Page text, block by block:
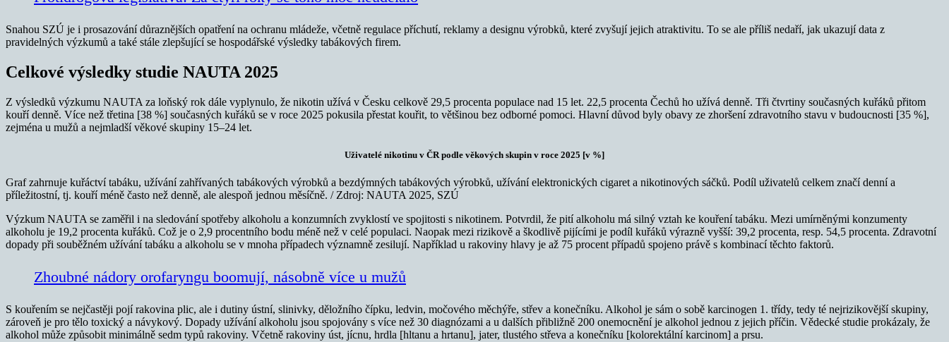
Snahou SZÚ je i prosazování důraznějších opatření na ochranu mládeže, včetně regulace příchutí, reklamy a designu výrobků, které zvyšují jejich atraktivitu. To se ale příliš nedaří, jak ukazují data z
pravidelných výzkumů a také stále zlepšující se hospodářské výsledky tabákových firem.
Celkové výsledky studie NAUTA 2025
Z výsledků výzkumu NAUTA za loňský rok dále vyplynulo, že nikotin užívá v Česku celkově 29,5 procenta populace nad 15 let. 22,5 procenta Čechů ho užívá denně. Tři čtvrtiny současných kuřáků přitom
kouří denně. Více než třetina [38 %] současných kuřáků se v roce 2025 pokusila přestat kouřit, to většinou bez odborné pomoci. Hlavní důvod byly obavy ze zhoršení zdravotního stavu v budoucnosti [35 %],
zejména u mužů a nejmladší věkové skupiny 15–24 let.
Uživatelé nikotinu v ČR podle věkových skupin v roce 2025 [v %]
Graf zahrnuje kuřáctví tabáku, užívání zahřívaných tabákových výrobků a bezdýmných tabákových výrobků, užívání elektronických cigaret a nikotinových sáčků. Podíl uživatelů celkem značí denní a
příležitostní, tj. kouří méně často než denně, ale alespoň jednou měsíčně. / Zdroj: NAUTA 2025, SZÚ
Výzkum NAUTA se zaměřil i na sledování spotřeby alkoholu a konzumních zvyklostí ve spojitosti s nikotinem. Potvrdil, že pití alkoholu má silný vztah ke kouření tabáku. Mezi umírněnými konzumenty
alkoholu je 19,2 procenta kuřáků. Což je o 2,9 procentního bodu méně než v celé populaci. Naopak mezi rizikově a škodlivě pijícími je podíl kuřáků výrazně vyšší: 39,2 procenta, resp. 54,5 procenta. Zdravotní
dopady při souběžném užívání tabáku a alkoholu se v mnoha případech významně zesilují. Například u rakoviny hlavy je až 75 procent případů spojeno právě s kombinací těchto faktorů.
Zhoubné nádory orofaryngu boomují, násobně více u mužů
S kouřením se nejčastěji pojí rakovina plic, ale i dutiny ústní, slinivky, děložního čípku, ledvin, močového měchýře, střev a konečníku. Alkohol je sám o sobě karcinogen 1. třídy, tedy té nejrizikovější skupiny,
zároveň je pro tělo toxický a návykový. Dopady užívání alkoholu jsou spojovány s více než 30 diagnózami a u dalších přibližně 200 onemocnění je alkohol jednou z jejich příčin. Vědecké studie prokázaly, že
alkohol může způsobit minimálně sedm typů rakoviny. Včetně rakoviny úst, jícnu, hrdla [hltanu a hrtanu], jater, tlustého střeva a konečníku [kolorektální karcinom] a prsu.